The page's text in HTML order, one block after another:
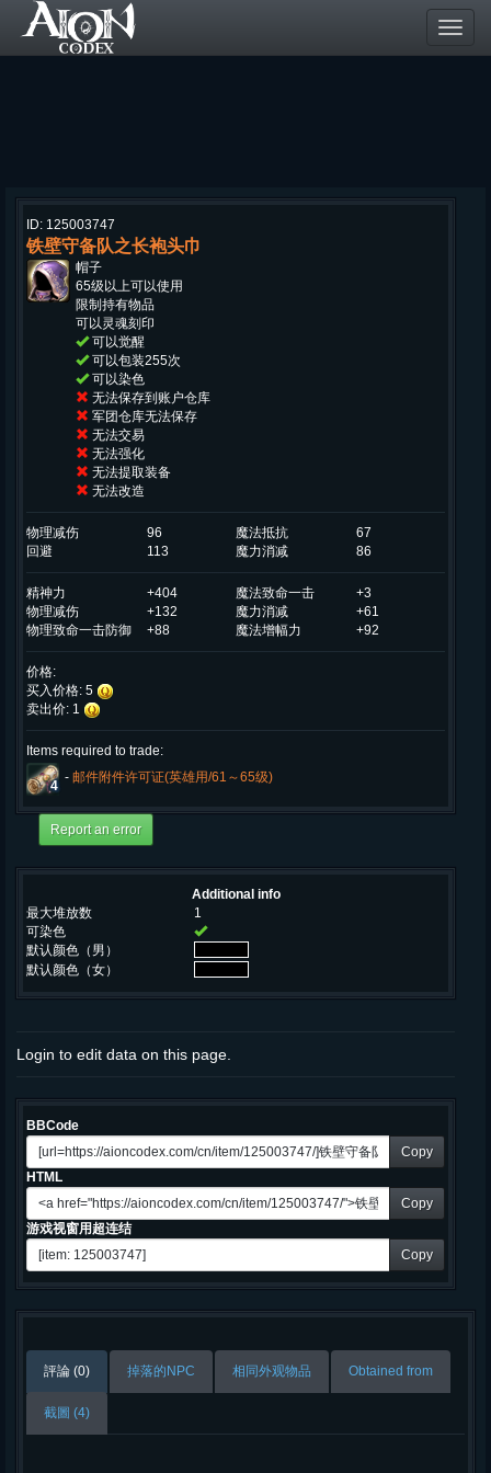
ID: 125003747
铁壁守备队之长袍头巾
帽子
65级以上可以使用
限制持有物品
可以灵魂刻印
可以觉醒
可以包装255次
可以染色
无法保存到账户仓库
军团仓库无法保存
无法交易
无法强化
无法提取装备
无法改造
物理减伤 96 魔法抵抗
67
回避
113 魔力消减 86
精神力 +404 魔法致命一击
+3
物理减伤
+132 魔力消减
+61
物理致命一击防御
+88 魔法增幅力 +92
价格:
买入价格: 5
卖出价: 1
Items required to trade:
4
- 邮件附件许可证(英雄用/61～65级)
Additional info
最大堆放数
1
可染色
默认颜色（男）
默认颜色（女）
Login to edit data on this page.
BBCode
Copy
HTML
Copy
游戏视窗用超连结
Copy
評論 (0) 掉落的NPC 相同外观物品 Obtained from
截圖 (4)